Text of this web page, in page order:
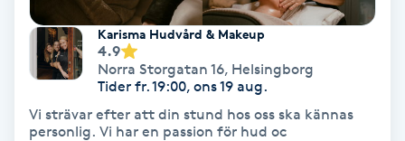
Regndroppsmassage
Reiki
Reikihealing
Karisma Hudvård & Makeup
4.9
Norra Storgatan 16, Helsingborg
Tider fr. 19:00, ons 19 aug.
Vi strävar efter att din stund hos oss ska kännas
personlig. Vi har en passion för hud oc